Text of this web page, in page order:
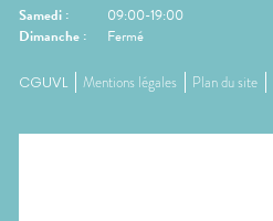
Samedi :
09:00-19:00
Dimanche : Fermé
CGUVL Mentions légales Plan du site